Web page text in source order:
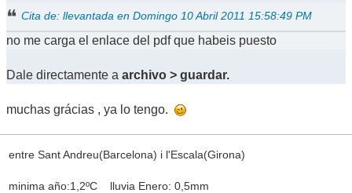
Cita de: llevantada en Domingo 10 Abril 2011 15:58:49 PM
no me carga el enlace del pdf que habeis puesto
Dale directamente a archivo > guardar.
muchas grácias , ya lo tengo.
entre Sant Andreu(Barcelona) i l'Escala(Girona)
minima año:1,2ºC lluvia Enero: 0,5mm